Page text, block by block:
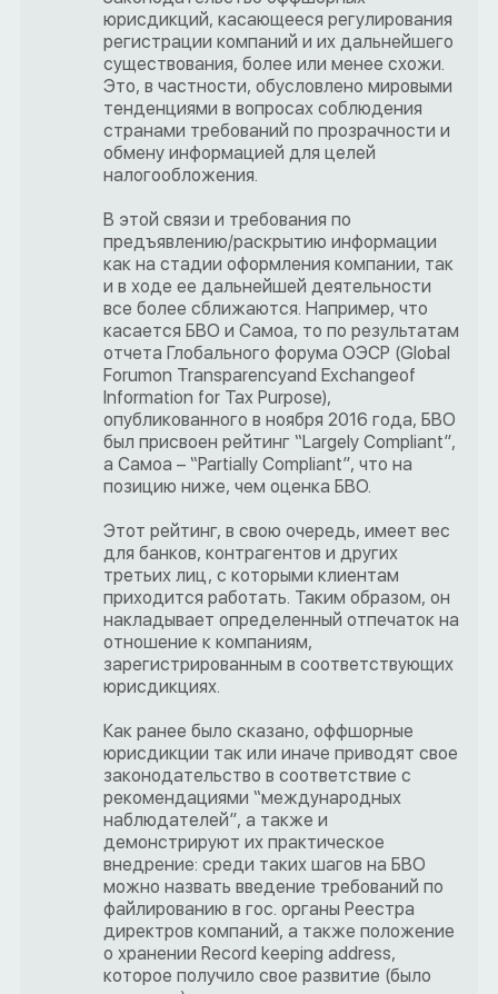
юрисдикций, касающееся регулирования
регистрации компаний и их дальнейшего
существования, более или менее схожи.
Это, в частности, обусловлено мировыми
тенденциями в вопросах соблюдения
странами требований по прозрачности и
обмену информацией для целей
налогообложения.
В этой связи и требования по
предъявлению/раскрытию информации
как на стадии оформления компании, так
и в ходе ее дальнейшей деятельности
все более сближаются. Например, что
касается БВО и Самоа, то по результатам
отчета Глобального форума ОЭСР (Global
Forumon Transparencyand Exchangeof
Information for Tax Purpose),
опубликованного в ноября 2016 года, БВО
был присвоен рейтинг “Largely Compliant”,
а Самоа – “Partially Compliant”, что на
позицию ниже, чем оценка БВО.
Этот рейтинг, в свою очередь, имеет вес
для банков, контрагентов и других
третьих лиц, с которыми клиентам
приходится работать. Таким образом, он
накладывает определенный отпечаток на
отношение к компаниям,
зарегистрированным в соответствующих
юрисдикциях.
Как ранее было сказано, оффшорные
юрисдикции так или иначе приводят свое
законодательство в соответствие с
рекомендациями “международных
наблюдателей”, а также и
демонстрируют их практическое
внедрение: среди таких шагов на БВО
можно назвать введение требований по
файлированию в гос. органы Реестра
директров компаний, а также положение
о хранении Record keeping address,
которое получило свое развитие (было